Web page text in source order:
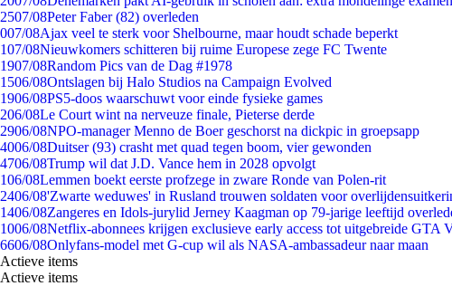
2507/08Peter Faber (82) overleden
007/08Ajax veel te sterk voor Shelbourne, maar houdt schade beperkt
107/08Nieuwkomers schitteren bij ruime Europese zege FC Twente
1907/08Random Pics van de Dag #1978
1506/08Ontslagen bij Halo Studios na Campaign Evolved
1906/08PS5-doos waarschuwt voor einde fysieke games
206/08Le Court wint na nerveuze finale, Pieterse derde
2906/08NPO-manager Menno de Boer geschorst na dickpic in groepsapp
4006/08Duitser (93) crasht met quad tegen boom, vier gewonden
4706/08Trump wil dat J.D. Vance hem in 2028 opvolgt
106/08Lemmen boekt eerste profzege in zware Ronde van Polen-rit
2406/08'Zwarte weduwes' in Rusland trouwen soldaten voor
1406/08Zangeres en Idols-jurylid Jerney Kaagman op 79-jarige leeftijd
1006/08Netflix-abonnees krijgen exclusieve early access tot uitgebreide GTA
6606/08Onlyfans-model met G-cup wil als NASA-ambassadeur naar maan
Actieve items
Actieve items